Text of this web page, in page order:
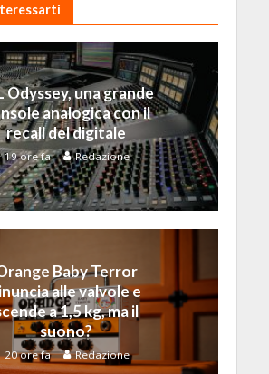
Odyssey, una grande
analogica con il
recall del digitale
19 ore fa Redazione
Baby Terror
alle valvole e
a 1,5 kg, ma il
suono?
20 ore fa Redazione